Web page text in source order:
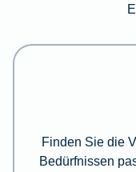
Finden Sie die
Bedürfnissen